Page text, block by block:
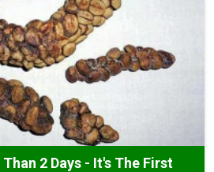
2 Days - It's The First